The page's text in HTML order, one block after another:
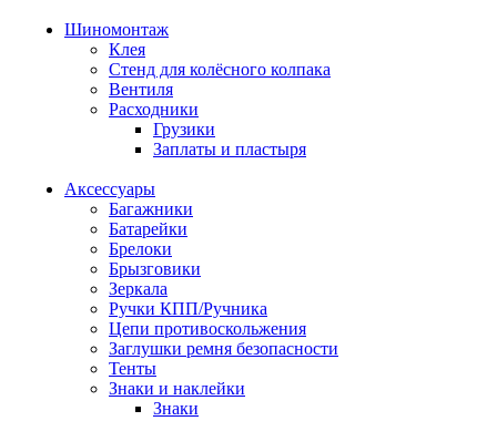
Шиномонтаж
Клея
Стенд для колёсного колпака
Вентиля
Расходники
Грузики
Заплаты и пластыря
Аксессуары
Багажники
Батарейки
Брелоки
Брызговики
Зеркала
Ручки КПП/Ручника
Цепи противоскольжения
Заглушки ремня безопасности
Тенты
Знаки и наклейки
Знаки